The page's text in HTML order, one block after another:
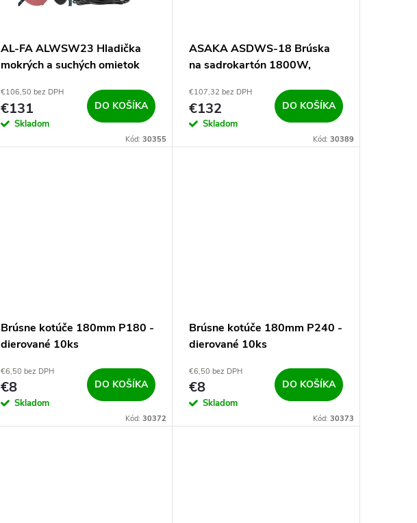
AL-FA ALWSW23 Hladička
mokrých a suchých omietok
€106,50 bez DPH
€131
Skladom
DO KOŠÍKA
Kód: 30355
ASAKA ASDWS-18 Brúska
na sadrokartón 1800W,
€107,32 bez DPH
€132
Skladom
DO KOŠÍKA
Kód: 30389
Brúsne kotúče 180mm P180 -
dierované 10ks
€6,50 bez DPH
€8
Skladom
DO KOŠÍKA
Kód: 30372
Brúsne kotúče 180mm P240 -
dierované 10ks
€6,50 bez DPH
€8
Skladom
DO KOŠÍKA
Kód: 30373